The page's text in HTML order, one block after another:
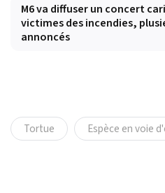
M6 va diffuser un concert
victimes des incendies,
annoncés
Tortue Espèce en voie